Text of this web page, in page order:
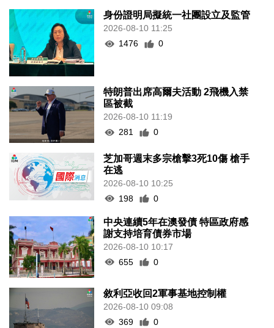
身份證明局擬統一社團設立及監管
2026-08-10 11:25
1476
0
特朗普出席高爾夫活動 2飛機入禁
區被截
2026-08-10 11:19
281
0
芝加哥週末多宗槍擊3死10傷 槍手
在逃
2026-08-10 10:25
198
0
中央連續5年在澳發債 特區政府感
謝支持培育債券市場
2026-08-10 10:17
655
0
敘利亞收回2軍事基地控制權
2026-08-10 09:08
369
0